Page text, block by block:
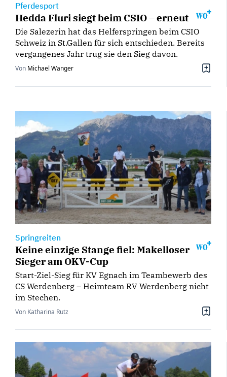
Pferdesport
Hedda Fluri siegt beim CSIO – erneut
Die Salezerin hat das Helferspringen beim CSIO
Schweiz in St.Gallen für sich entschieden. Bereits
vergangenes Jahr trug sie den Sieg davon.
Von Michael Wanger
Springreiten
Keine einzige Stange fiel: Makelloser
Sieger am OKV-Cup
Start-Ziel-Sieg für KV Egnach im Teambewerb des
CS Werdenberg – Heimteam RV Werdenberg nicht
im Stechen.
Von Katharina Rutz